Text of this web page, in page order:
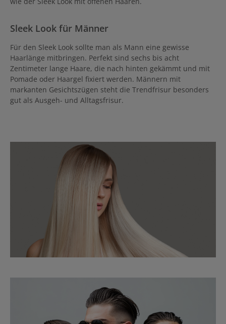
Sleek Look für Männer
Für den Sleek Look sollte man als Mann eine gewisse
Haarlänge mitbringen. Perfekt sind sechs bis acht
Zentimeter lange Haare, die nach hinten gekämmt und mit
Pomade oder Haargel fixiert werden. Männern mit
markanten Gesichtszügen steht die Trendfrisur besonders
gut als Ausgeh- und Alltagsfrisur.